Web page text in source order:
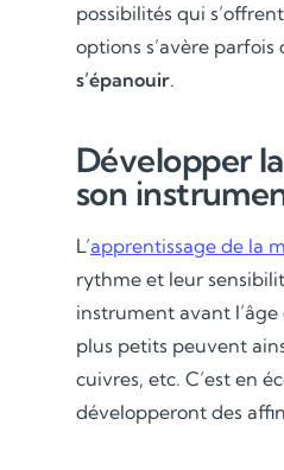
possibilités qui
options s’avère
s’épanouir.
Développer
son
L’apprentissage de la
rythme et leur
instrument avant l’âge
plus petits peuvent
cuivres, etc. C’est en
développeront des